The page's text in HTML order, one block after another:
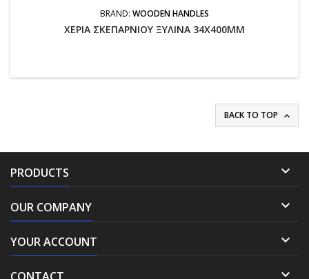
BRAND: WOODEN HANDLES
ΧΕΡΙΑ ΣΚΕΠΑΡΝΙΟΥ ΞΥΛΙΝΑ 34X400MM
BACK TO TOP 
PRODUCTS 
OUR COMPANY 
YOUR ACCOUNT 
